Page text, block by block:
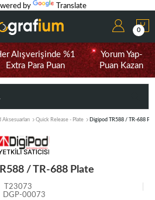
by Translate
0
Alışverişinde %1
Extra Para Puan
Yorum Yap-
Puan Kazan
Aksesuarları Quick Release - Plate Digipod TR588 / TR-688
/ TR-688 Plate
T23073
DGP-00073